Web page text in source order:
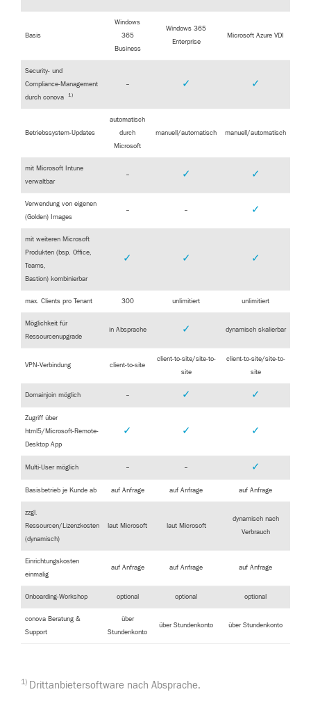
Basis
Windows
365
Business
Windows 365
Enterprise
Microsoft Azure VDI
Security- und
Compliance-Management
durch conova
1)
– ✓ ✓
Betriebssystem-Updates
automatisch
durch
Microsoft
manuell/automatisch manuell/automatisch
mit Microsoft Intune
verwaltbar
– ✓ ✓
Verwendung von eigenen
(Golden) Images
– – ✓
mit weiteren Microsoft
Produkten (bsp. Office,
Teams,
Bastion) kombinierbar
✓ ✓ ✓
max. Clients pro Tenant 300 unlimitiert unlimitiert
Möglichkeit für
Ressourcenupgrade
in Absprache ✓ dynamisch skalierbar
VPN-Verbindung client-to-site
client-to-site/site-to-
site
client-to-site/site-to-
site
Domainjoin möglich – ✓ ✓
Zugriff über
html5/Microsoft-Remote-
Desktop App
✓ ✓ ✓
Multi-User möglich – – ✓
Basisbetrieb je Kunde ab auf Anfrage auf Anfrage auf Anfrage
zzgl.
Ressourcen/Lizenzkosten
(dynamisch)
laut Microsoft laut Microsoft
dynamisch nach
Verbrauch
Einrichtungskosten
einmalig
auf Anfrage auf Anfrage auf Anfrage
Onboarding-Workshop optional optional optional
conova Beratung &
Support
über
Stundenkonto
über Stundenkonto über Stundenkonto
1) Drittanbietersoftware nach Absprache.